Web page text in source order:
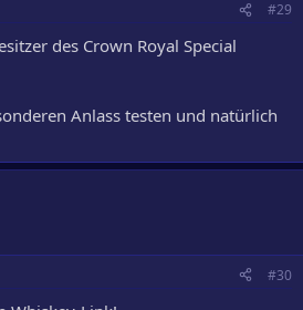
#29
des Crown Royal Special
Anlass testen und natürlich
#30